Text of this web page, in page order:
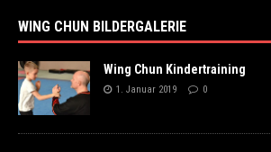
WING CHUN BILDERGALERIE
Wing Chun Kindertraining
1. Januar 2019 0